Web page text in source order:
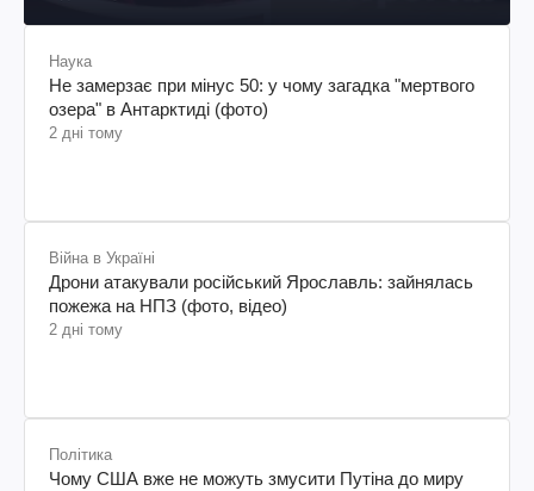
Наука
Не замерзає при мінус 50: у чому загадка "мертвого
озера" в Антарктиді (фото)
2 дні тому
Війна в Україні
Дрони атакували російський Ярославль: зайнялась
пожежа на НПЗ (фото, відео)
2 дні тому
Політика
Чому США вже не можуть змусити Путіна до миру